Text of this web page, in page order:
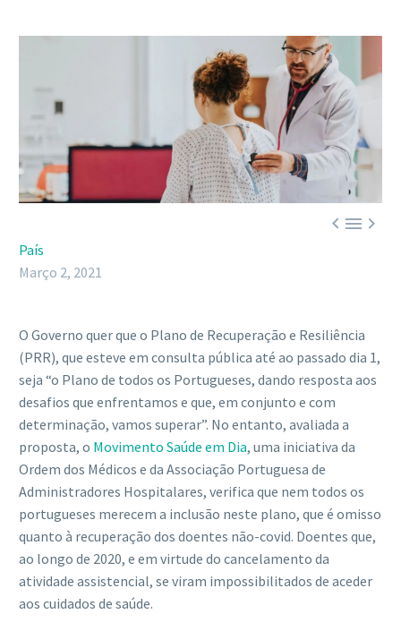

País
Março 2, 2021
O Governo quer que o Plano de Recuperação e Resiliência
(PRR), que esteve em consulta pública até ao passado dia 1,
seja “o Plano de todos os Portugueses, dando resposta aos
desafios que enfrentamos e que, em conjunto e com
determinação, vamos superar”. No entanto, avaliada a
proposta, o Movimento Saúde em Dia, uma iniciativa da
Ordem dos Médicos e da Associação Portuguesa de
Administradores Hospitalares, verifica que nem todos os
portugueses merecem a inclusão neste plano, que é omisso
quanto à recuperação dos doentes não-covid. Doentes que,
ao longo de 2020, e em virtude do cancelamento da
atividade assistencial, se viram impossibilitados de aceder
aos cuidados de saúde.